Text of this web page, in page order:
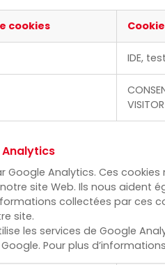
cookies
IDE,
Google Analytics. Ces
site Web. Ils nous aident
collectées par ces
site.
les services de Google
Google. Pour plus